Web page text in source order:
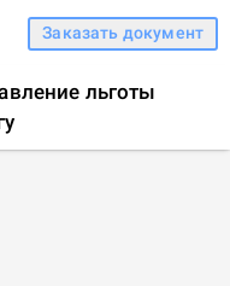
Заказать документ
льготы